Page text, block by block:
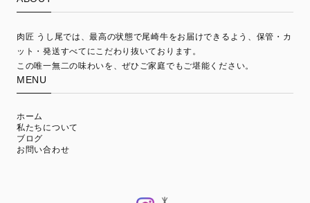
肉匠 うし尾では、最高の状態で尾崎牛をお届けできるよう、保管・カ
ット・発送すべてにこだわり抜いております。
この唯一無二の味わいを、ぜひご家庭でもご堪能ください。
MENU
ホーム
私たちについて
ブログ
お問い合わせ